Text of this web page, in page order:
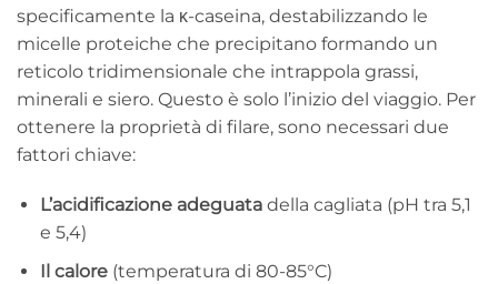
specificamente la κ-caseina, destabilizzando le
micelle proteiche che precipitano formando un
reticolo tridimensionale che intrappola grassi,
minerali e siero. Questo è solo l’inizio del viaggio. Per
ottenere la proprietà di filare, sono necessari due
fattori chiave:
L’acidificazione adeguatadella cagliata (pH tra 5,1
e 5,4)
Il calore(temperatura di 80-85°C)